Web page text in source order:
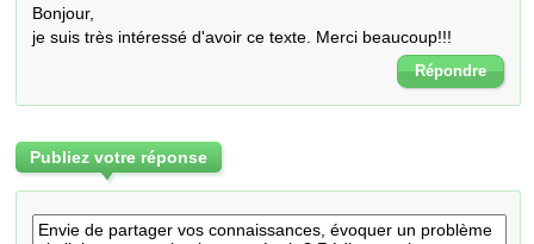
Bonjour,
je suis très intéressé d'avoir ce texte. Merci beaucoup!!!
Répondre
Publiez votre réponse